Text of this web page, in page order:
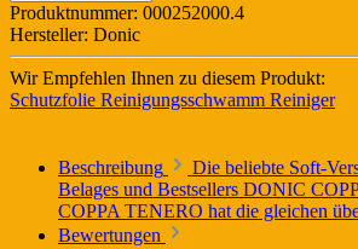
Produktnummer: 000252000.4
Hersteller: Donic
Wir Empfehlen Ihnen zu diesem Produkt:
Schutzfolie Reinigungsschwamm Reiniger
Beschreibung
Die beliebte Soft-
Belages und Bestsellers DONIC
COPPA TENERO hat die gleichen
Bewertungen